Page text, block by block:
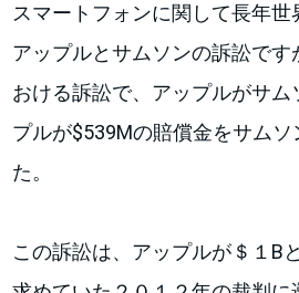
スマートフォンに関して長年
アップルとサムソンの訴訟です
おける訴訟で、アップルがサム
プルが$539Mの賠償金をサムソ
た。
この訴訟は、アップルが＄１B